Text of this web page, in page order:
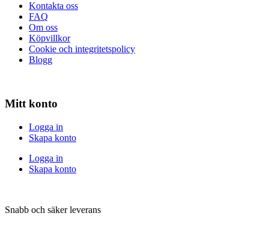
Kontakta oss
FAQ
Om oss
Köpvillkor
Cookie och integritetspolicy
Blogg
Mitt konto
Logga in
Skapa konto
Logga in
Skapa konto
Snabb och säker leverans